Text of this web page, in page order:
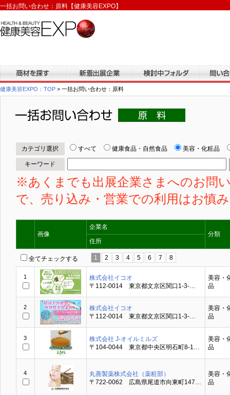
一括お問い合わせ：原料【健康美容EXPO】
商材を探す 新着出展企業
健康美容EXPO：TOP > 一括お問い合わせ：原料
カテゴリ選択 すべて 健康食品・自然食品 美容・化粧品
キーワード
※あくまでも出展企業さまへのお問
で、売り込み・営業での利用はお慎
画像
企業名
分類
住所
全てチェックする 1 2 3 4 5 6 7 8
1
株式会社イコオ
〒112-0014 東京都文京区関口1-3-…
美容・
品
2
株式会社イコオ
〒112-0014 東京都文京区関口1-3-…
美容・
品
3
株式会社 J-オイルミルズ
〒104-0044 東京都中央区明石町8-1…
美容・
品
4
丸善製薬株式会社（薬粧部）
〒722-0062 広島県尾道市向東町147…
美容・
品